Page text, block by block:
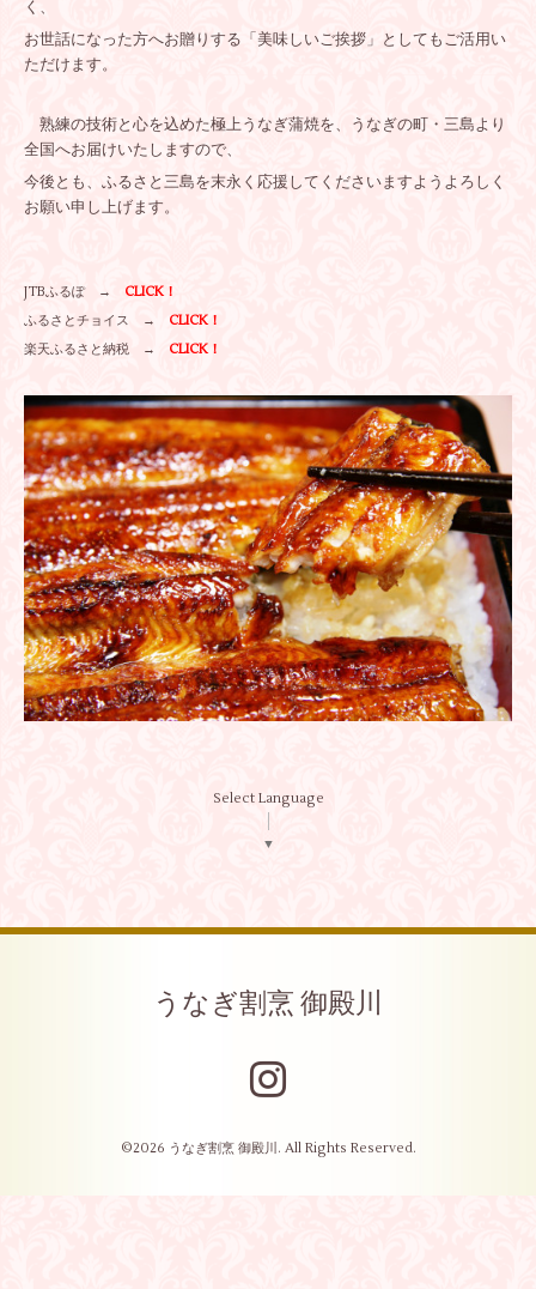
く、
お世話になった方へお贈りする 「美味しいご挨拶」としてもご活用い
ただけます。
熟練の技術と心を込めた極上うなぎ蒲焼を、うなぎの町・三島より
全国へお届けいたしますので、
今後とも、ふるさと三島を末永く応援してくださいますよう よろしく
お願い申し上げます。
JTBふるぽ → CLICK！
ふるさとチョイス → CLICK！
楽天ふるさと納税 → CLICK！
Select Language
▼
うなぎ割烹 御殿川
©2026 うなぎ割烹 御殿川 . All Rights Reserved.